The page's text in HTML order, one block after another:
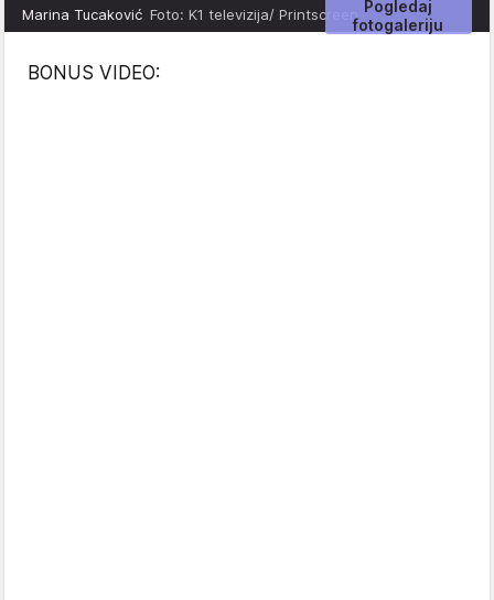
Pogledaj
fotogaleriju
Marina Tucaković Foto: K1 televizija/ Printscreen
BONUS VIDEO: